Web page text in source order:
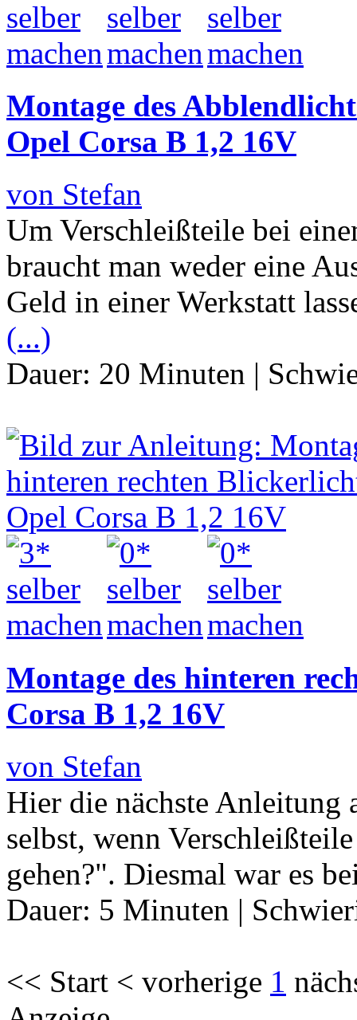
Montage des
Opel Corsa B 1,2 16V
von Stefan
Um Verschleißteile bei
braucht man weder eine
Geld in einer Werkstatt
(...)
Dauer: 20 Minuten |
Montage des hinteren
Corsa B 1,2 16V
von Stefan
Hier die nächste Anleitung
selbst, wenn
gehen?". Diesmal war es
Dauer: 5 Minuten |
<< Start < vorherige 1